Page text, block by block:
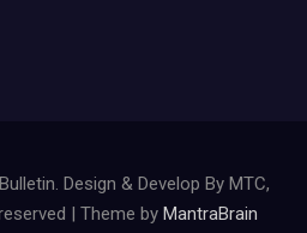
Design & Develop By MTC,
| Theme by MantraBrain